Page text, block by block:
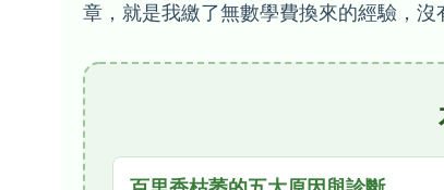
章，就是我繳了無數學費換來的經驗，